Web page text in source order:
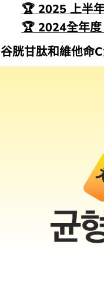
🏆 2025 上半
🏆 2024全年
谷胱甘肽和維他命